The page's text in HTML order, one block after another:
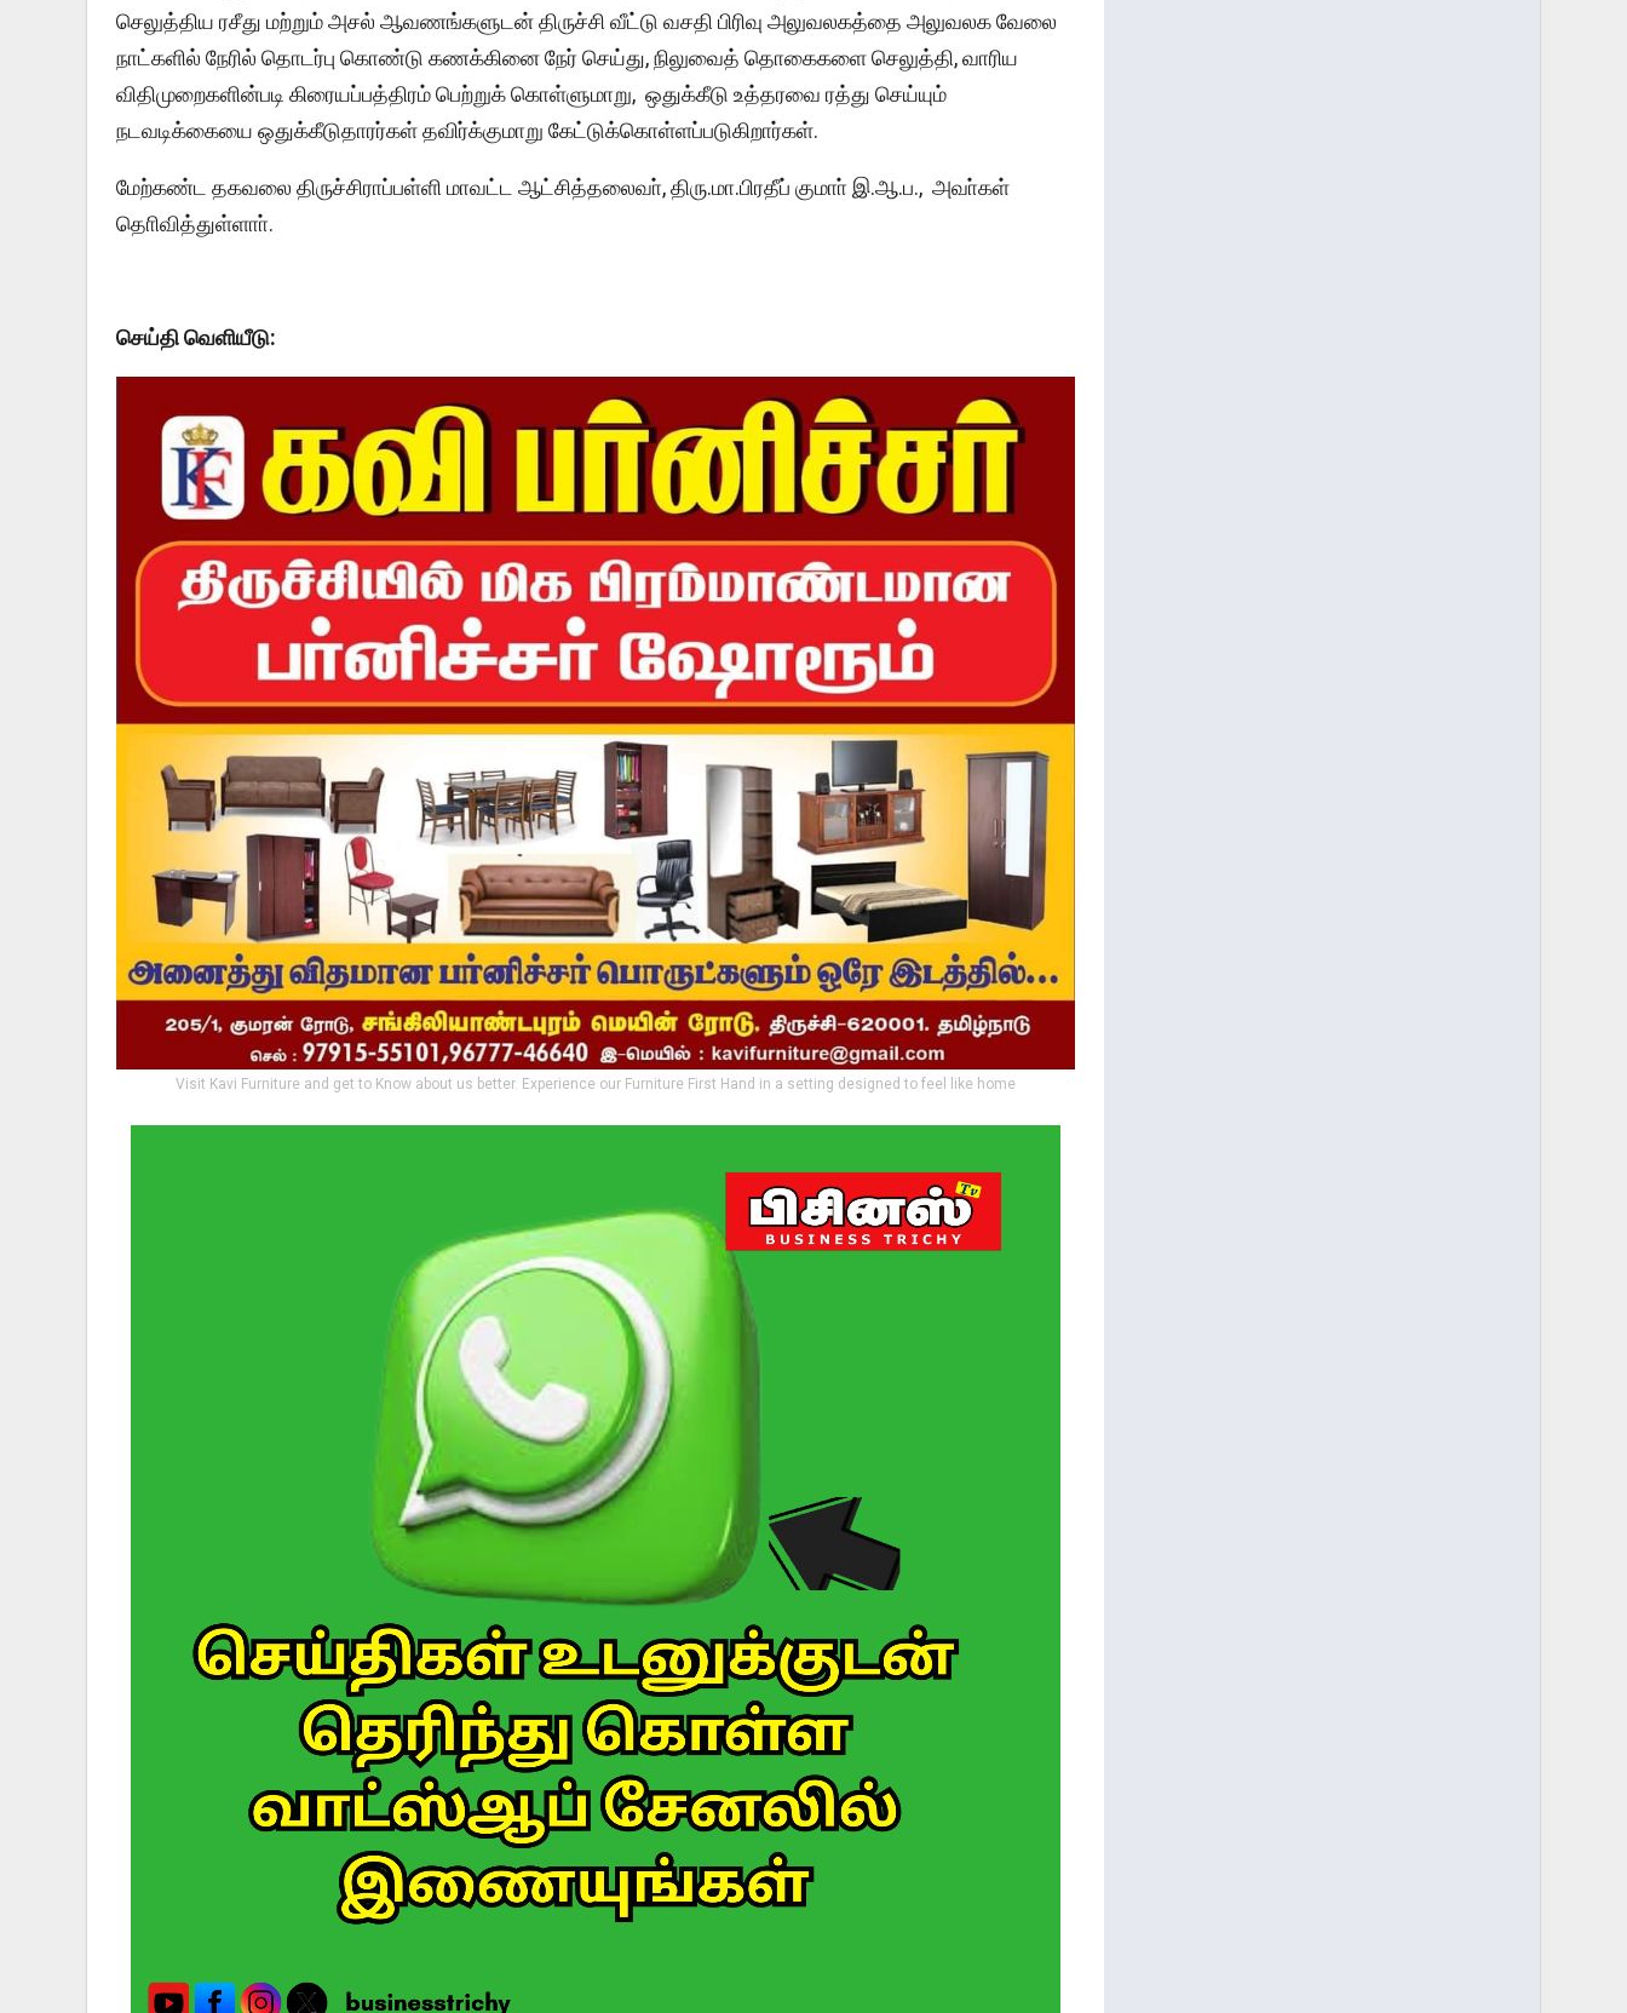
செலுத்திய ரசீது மற்றும் அசல் ஆவணங்களுடன் திருச்சி வீட்டு வசதி பிரிவு அலுவலகத்தை அலுவலக வேலை
நாட்களில் நேரில் தொடர்பு கொண்டு கணக்கினை நேர் செய்து, நிலுவைத் தொகைகளை செலுத்தி, வாரிய
விதிமுறைகளின்படி கிரையப்பத்திரம் பெற்றுக் கொள்ளுமாறு, ஒதுக்கீடு உத்தரவை ரத்து செய்யும்
நடவடிக்கையை ஒதுக்கீடுதாரர்கள் தவிர்க்குமாறு கேட்டுக்கொள்ளப்படுகிறார்கள்.
மேற்கண்ட தகவலை திருச்சிராப்பள்ளி மாவட்ட ஆட்சித்தலைவா், திரு.மா.பிரதீப் குமாா் இ.ஆ.ப., அவா்கள்
தொிவித்துள்ளாா்.
செய்தி வெளியீடு:
Visit Kavi Furniture and get to Know about us better. Experience our Furniture First Hand in a setting designed to feel like home